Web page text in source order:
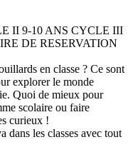
II 9-10 ANS CYCLE III
DE RESERVATION
en classe ? Ce sont
explorer le monde
Quoi de mieux pour
scolaire ou faire
curieux !
les classes avec tout